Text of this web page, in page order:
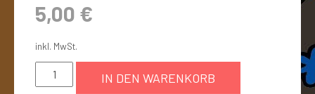
5,00 €
inkl. MwSt.
IN DEN WARENKORB